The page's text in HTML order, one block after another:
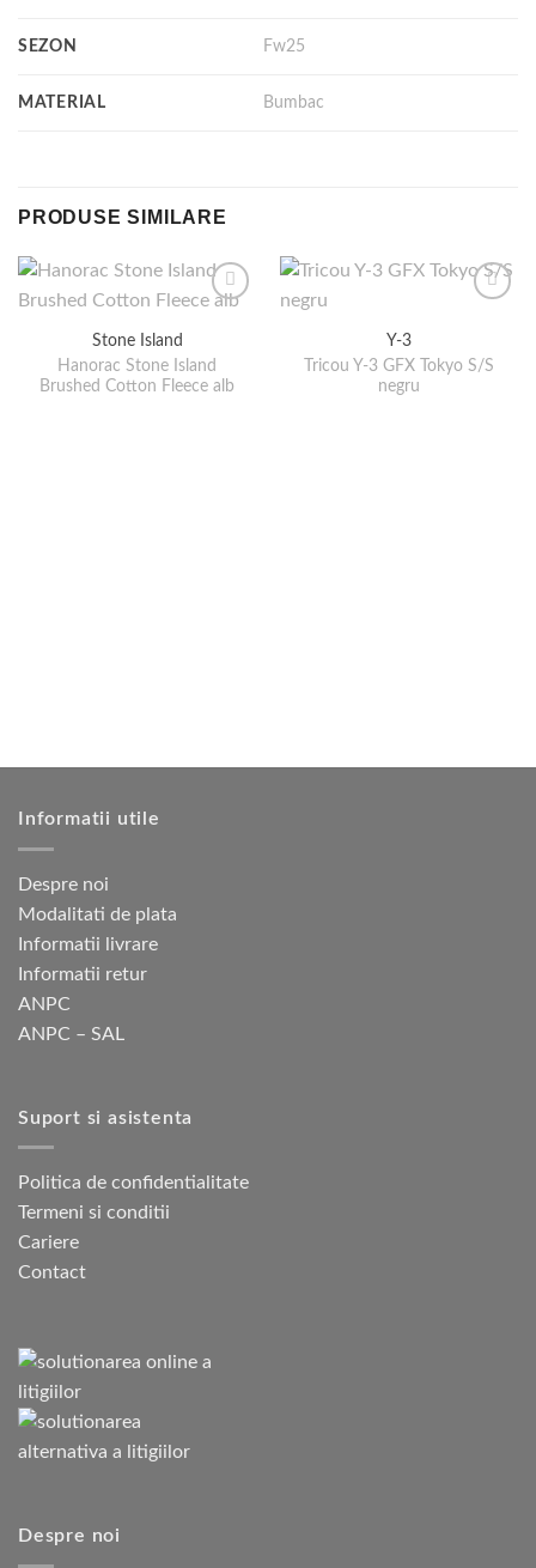
SEZON Fw25
MATERIAL Bumbac
PRODUSE SIMILARE
Stone Island
Hanorac Stone Island
Brushed Cotton Fleece alb
Y-3
Tricou Y-3 GFX Tokyo S/S
negru
Informatii utile
Despre noi
Modalitati de plata
Informatii livrare
Informatii retur
ANPC
ANPC – SAL
Suport si asistenta
Politica de confidentialitate
Termeni si conditii
Cariere
Contact
Despre noi